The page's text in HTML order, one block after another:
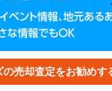
の売却査定をお勧めす